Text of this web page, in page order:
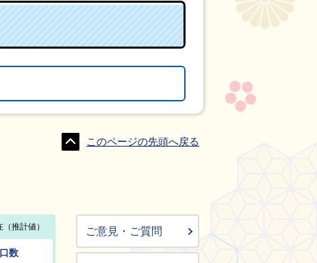
このページの先頭へ戻る
ご意見・ご質問